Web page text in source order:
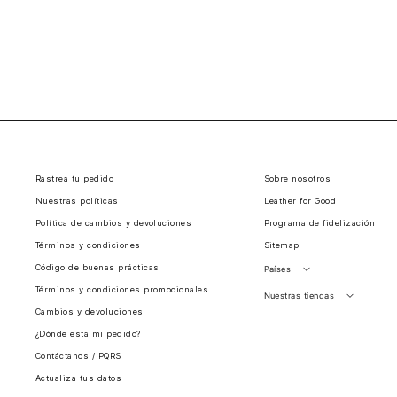
Rastrea tu pedido
Nuestras políticas
Política de cambios y devoluciones
Términos y condiciones
Código de buenas prácticas
Términos y condiciones promocionales
Cambios y devoluciones
¿Dónde esta mi pedido?
Contáctanos / PQRS
Actualiza tus datos
Sobre nosotros
Leather for Good
Programa de fidelización
Sitemap
Países
Perú
Nuestras tiendas